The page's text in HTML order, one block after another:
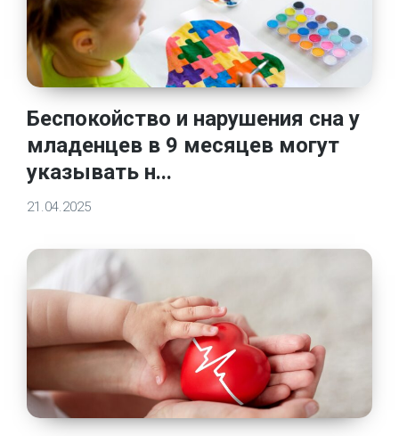
Беспокойство и нарушения сна у
младенцев в 9 месяцев могут
указывать н...
21.04.2025